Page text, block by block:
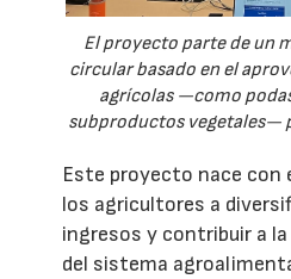
El proyecto parte de un
circular basado en el
agrícolas —como
subproductos vegetales—
Este proyecto nace con
los agricultores a
ingresos y contribuir a
del sistema